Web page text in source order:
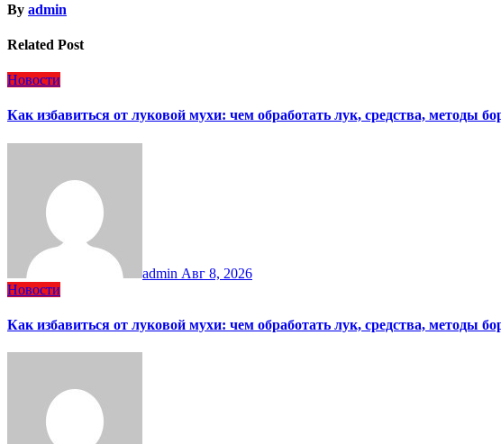
By admin
Related Post
Новости
Как избавиться от луковой мухи: чем обработать лук, средства, методы
admin Авг 8, 2026
Новости
Как избавиться от луковой мухи: чем обработать лук, средства, методы